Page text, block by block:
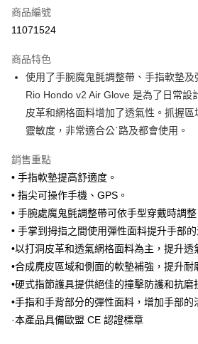
合作金庫商業銀行
上海商業儲蓄銀行
臺灣中小企業銀行
匯豐（台灣）商業銀行
華泰
聯邦商業銀行
遠東
元大商業銀行
永豐
玉山商業銀行
星展（
台灣樂天信用卡公司
超商取貨付款
LINE Pay
Apple Pay
街口支付
悠遊付
全盈+PAY
大哥付你分期
相關說明
【大哥付你分期使用說明】
2.付款方式選擇「大哥付你分期」，訂單成立後
流程，驗證手機門號後，選擇欲分期的期數、繳
成交易。
3.實際核准額度、可分期數及費用金額請依後續
4.訂單成立30分鐘內，如未前往確認交易或遇
消。如遇「轉專審核」未通過狀況，表示未達大
AFTEE先享後付
相關說明
【關於「AFTEE先享後付」】
AFTEE先享後付是「在收到商品之後才付款」的
便利好安心！
２．便利：只要手機號碼，簡訊認證，即可結帳
ATM付款
運送方式
商品編號
11071524
商品特色
使用了手腕魔鬼氈調整帶、手指軟墊
Rio Hondo v2 Air Glove 是為了日常設
皮革和網格面料增加了透氣性。抓握
靈敏度，非常適合公ˋ路及都會使用。
銷售重點
• 手指軟墊提高舒適度。
• 指尖可操作手機、GPS。
• 手腕處魔鬼氈調整帶可依手型穿戴時調整
• 手掌到拇指之間使用彈性面料提升手部的
•以打洞皮革和透氣網格面料為主，提升透
•合成麂皮區域和側面的軟墊補強，提升耐
•硬式指節護具提供絕佳的撞擊防護和抗磨
•手指和手背部分的彈性面料，增加手部的
·本產品具備歐盟 CE 認證標章